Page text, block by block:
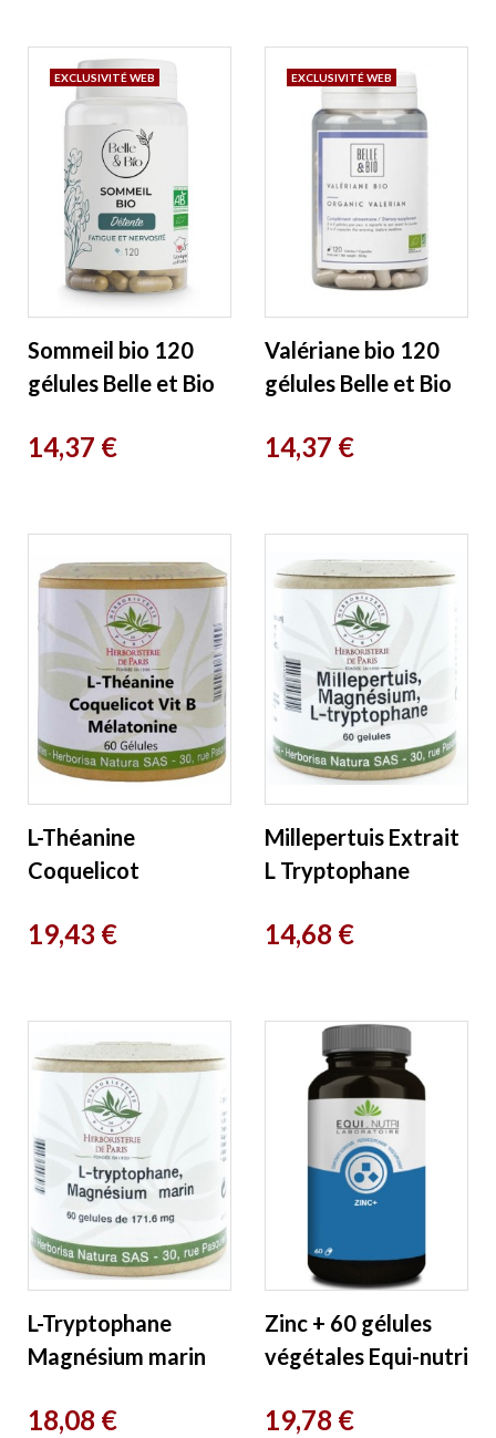
Sommeil bio 120
gélules Belle et Bio
Prix
14,37 €
EXCLUSIVITÉ WEB
Valériane bio 120
gélules Belle et Bio
Prix
14,37 €
EXCLUSIVITÉ WEB
L-Théanine
Coquelicot
Mélatonine 60
Prix
19,43 €
Millepertuis Extrait
L Tryptophane
Gélules
Prix
14,68 €
L-Tryptophane
Magnésium marin
Gélules
Prix
18,08 €
Zinc + 60 gélules
végétales Equi-nutri
Prix
19,78 €